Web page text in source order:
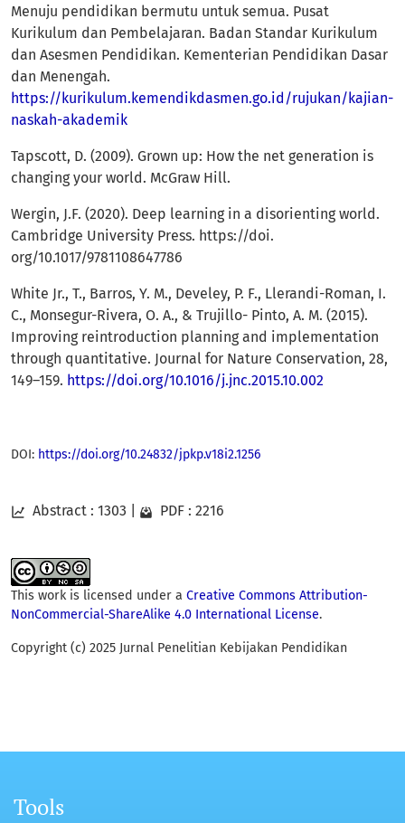
DOI: https://doi.org/10.24832/jpkp.v18i2.1256
Abstract : 1303 PDF : 2216
Menuju pendidikan bermutu untuk semua. Pusat
Kurikulum dan Pembelajaran. Badan Standar Kurikulum
dan Asesmen Pendidikan. Kementerian Pendidikan Dasar
dan Menengah.
https://kurikulum.kemendikdasmen.go.id/rujukan/kajian-
naskah-akademik
Tapscott, D. (2009). Grown up: How the net generation is
changing your world. McGraw Hill.
Wergin, J.F. (2020). Deep learning in a disorienting world.
Cambridge University Press. https://doi.
org/10.1017/9781108647786
White Jr., T., Barros, Y. M., Develey, P. F., Llerandi-Roman, I.
C., Monsegur-Rivera, O. A., & Trujillo- Pinto, A. M. (2015).
Improving reintroduction planning and implementation
through quantitative. Journal for Nature Conservation, 28,
149–159. https://doi.org/10.1016/j.jnc.2015.10.002
This work is licensed under a Creative Commons Attribution-
NonCommercial-ShareAlike 4.0 International License.
Copyright (c) 2025 Jurnal Penelitian Kebijakan Pendidikan
Tools